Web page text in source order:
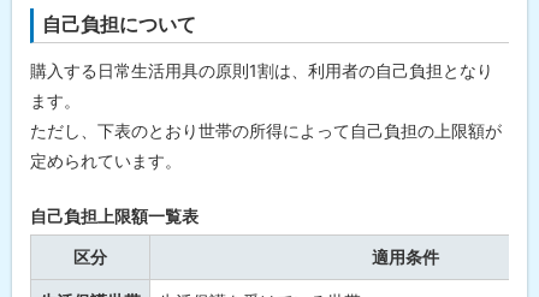
自己負担について
購入する日常生活用具の原則1割は、利用者の自己負担となり
ます。
ただし、下表のとおり世帯の所得によって自己負担の上限額が
定められています。
自己負担上限額一覧表
区分 適用条件